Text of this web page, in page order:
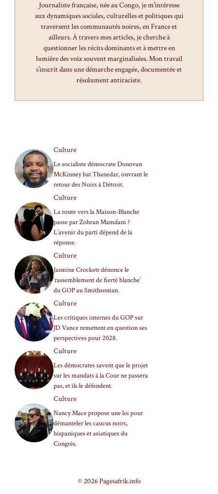
Journaliste française, née au Congo, je m’intéresse
aux dynamiques sociales, culturelles et politiques qui
traversent les communautés noires, en France et
ailleurs. À travers mes articles, je cherche à
questionner les récits dominants et à mettre en
lumière des voix souvent marginalisées. Mon travail
s’inscrit dans une démarche engagée, documentée et
résolument antiraciste.
Culture
Le socialiste démocrate Donovan
McKinney bat Thanedar, ouvrant le
retour des Noirs à Détroit.
Culture
La route vers la Maison-Blanche
passe par Zohran Mamdani ?
L’avenir du parti dépend de la
réponse.
Culture
Jasmine Crockett dénonce le
‘rassemblement de fierté blanche’
du GOP au Smithsonian.
Culture
Les critiques internes du GOP sur
JD Vance remettent en question ses
perspectives pour 2028.
Culture
Les démocrates savent que le projet
sur les mandats à la Cour ne passera
pas, et ils le défendent.
Culture
Nancy Mace propose une loi pour
démanteler les caucus noirs,
hispaniques et asiatiques du
Congrès.
© 2026 Pagesafrik.info